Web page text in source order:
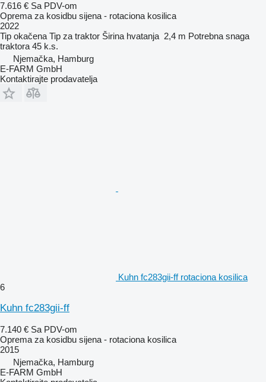
7.616 € Sa PDV-om
Oprema za kosidbu sijena - rotaciona kosilica
2022
Tip okačena Tip za traktor Širina hvatanja 2,4 m Potrebna snaga
traktora 45 k.s.
Njemačka, Hamburg
E-FARM GmbH
Kontaktirajte prodavatelja
Kuhn fc283gii-ff rotaciona kosilica
6
Kuhn fc283gii-ff
7.140 € Sa PDV-om
Oprema za kosidbu sijena - rotaciona kosilica
2015
Njemačka, Hamburg
E-FARM GmbH